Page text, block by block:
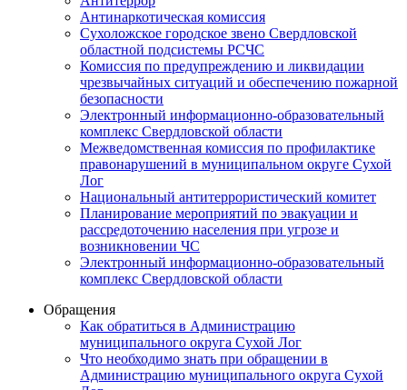
Антинаркотическая комиссия
Сухоложское городское звено Свердловской
областной подсистемы РСЧС
Комиссия по предупреждению и ликвидации
чрезвычайных ситуаций и обеспечению пожарной
безопасности
Электронный информационно-образовательный
комплекс Cвердловской области
Межведомственная комиссия по профилактике
правонарушений в муниципальном округе Сухой
Лог
Национальный антитеррористический комитет
Планирование мероприятий по эвакуации и
рассредоточению населения при угрозе и
возникновении ЧС
Электронный информационно-образовательный
комплекс Свердловской области
Обращения
Как обратиться в Администрацию
муниципального округа Сухой Лог
Что необходимо знать при обращении в
Администрацию муниципального округа Сухой